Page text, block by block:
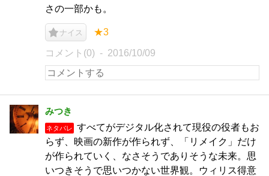
さの一部かも。
ナイス ★3
コメント(0) 2016/10/09
みつき
ネタバレ
すべてがデジタル化されて現役の役者もお
らず、映画の新作が作られず、「リメイク」だけ
が作られていく、なさそうでありそうな未来。思
いつきそうで思いつかない世界観。ウィリス得意